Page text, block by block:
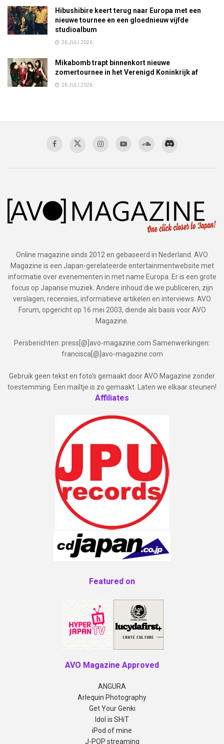
Hibushibire keert terug naar Europa met een
nieuwe tournee en een gloednieuw vijfde
studioalbum
26 JULI 2026
Mikabomb trapt binnenkort nieuwe
zomertournee in het Verenigd Koninkrijk af
26 JULI 2026
Online magazine sinds 2012 en gebaseerd in Nederland. AVO
Magazine is een Japan-gerelateerde entertainmentwebsite met
informatie over evenementen in met name Europa. Er is een grote
focus op Japanse muziek. Andere inhoud die we publiceren, zijn
verslagen, recensies, informatieve artikelen en interviews. AVO
Forum, opgericht op 16 mei 2003, diende als basis voor AVO
Magazine.
Persberichten: press[@]avo-magazine.com Samenwerkingen:
francisca[@]avo-magazine.com
Gebruik geen tekst en foto's gemaakt door AVO Magazine zonder
toestemming. Een mailtje is zo gemaakt. Laten we elkaar steunen!
Affiliates
Featured on
AVO Magazine Approved
ANGURA
Arlequin Photography
Get Your Genki
Idol is SHiT
iPod of mine
J-POP streaming